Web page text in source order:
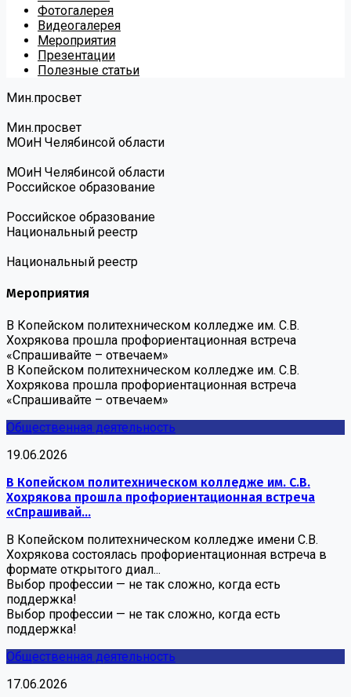
Фотогалерея
Видеогалерея
Мероприятия
Презентации
Полезные статьи
Мин.просвет
Мин.просвет
МОиН Челябинсой области
МОиН Челябинсой области
Российское образование
Российское образование
Национальный реестр
Национальный реестр
Мероприятия
В Копейском политехническом колледже им. С.В.
Хохрякова прошла профориентационная встреча
«Спрашивайте – отвечаем»
В Копейском политехническом колледже им. С.В.
Хохрякова прошла профориентационная встреча
«Спрашивайте – отвечаем»
Общественная деятельность
19.06.2026
В Копейском политехническом колледже им. С.В.
Хохрякова прошла профориентационная встреча
«Спрашивай...
В Копейском политехническом колледже имени С.В.
Хохрякова состоялась профориентационная встреча в
формате открытого диал...
Выбор профессии — не так сложно, когда есть
поддержка!
Выбор профессии — не так сложно, когда есть
поддержка!
Общественная деятельность
17.06.2026